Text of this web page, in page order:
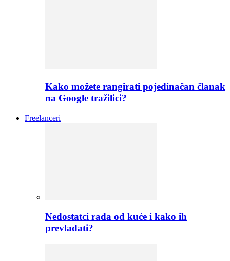
Kako možete rangirati pojedinačan članak
na Google tražilici?
Freelanceri
Nedostatci rada od kuće i kako ih
prevladati?